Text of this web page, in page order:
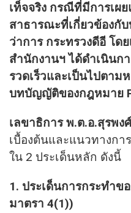
เท็จจริง กรณีที่มีการเผ
สาธารณะที่เกี่ยวข้องกั
ว่าการ กระทรวงดีอี โด
สำนักงานฯ ได้ดำเนินก
รวดเร็วและเป็นไปตา
บทบัญญัติของกฎหมาย
เลขาธิการ พ.ต.อ.สุรพงศ์
เบื้องต้นและแนวทางก
ใน 2 ประเด็นหลัก ดังนี้
​1. ประเด็นการกระทำ
มาตรา 4(1))